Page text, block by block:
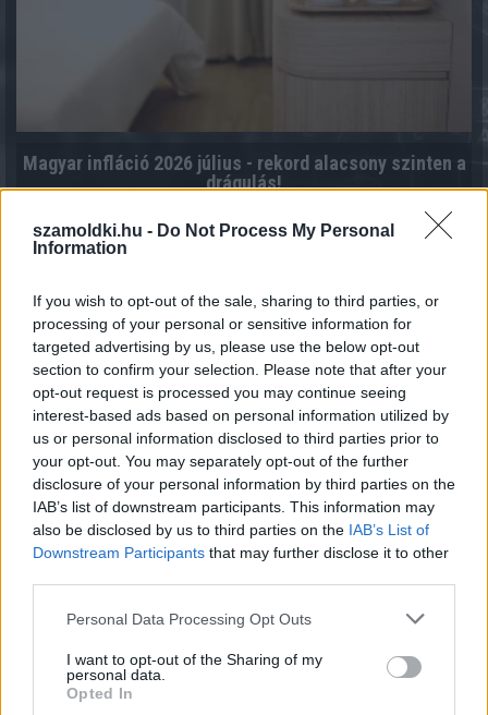
szamoldki.hu - Do Not Process My Personal
Information
If you wish to opt-out of the sale, sharing to third parties, or
processing of your personal or sensitive information for
targeted advertising by us, please use the below opt-out
section to confirm your selection. Please note that after your
opt-out request is processed you may continue seeing
interest-based ads based on personal information utilized by
us or personal information disclosed to third parties prior to
your opt-out. You may separately opt-out of the further
disclosure of your personal information by third parties on the
IAB’s list of downstream participants. This information may
also be disclosed by us to third parties on the IAB’s List of
Downstream Participants that may further disclose it to other
Please note that this website/app uses one or more Google
not limited to your visit or usage behaviour. You may click to
grant or deny consent to Google and its third-party tags to
use your data for below specified purposes in below Google
Personal Data Processing Opt Outs
I want to opt-out of the Sharing of my
personal data.
Opted In
Magyar infláció 2026 július - rekord alacsony szinten a
drágulás!
És ezeket kiszámoltad már?